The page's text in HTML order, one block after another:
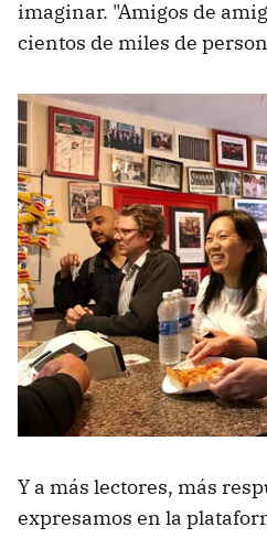
imaginar. "Amigos de
cientos de miles de
Y a más lectores, más
expresamos en la